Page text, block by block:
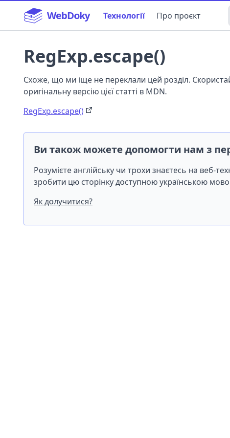
WebDoky Технології Про проєкт
RegExp.escape()
Схоже, що ми іще не переклали цей розділ.
оригінальну версію цієї статті в MDN.
RegExp.escape()
Ви також можете допомогти нам з
Розумієте англійську чи трохи знаєтесь на веб-
зробити цю сторінку доступною українською
Як долучитися?